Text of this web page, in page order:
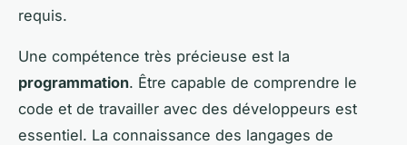
requis.
Une compétence très précieuse est la
programmation. Être capable de comprendre le
code et de travailler avec des développeurs est
essentiel. La connaissance des langages de